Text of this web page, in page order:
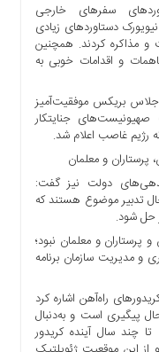
سفرهای خارجی
دستاوردهای زیادی
مذاکره کردند. همچنین
و اقدامات خوبی به
بریکس موفقیت‌آمیز
جنایتکار
رژیم غاصب اعلام شد.
و معلمان
دولت نیز گفت:
تدبیر موضوع هستند که
حل شود.
و معلمان نبود؛
و مدیریت سازمان برنامه
راه‌آهن اشاره کرد
پیگیری است و به‌دنبال
چند سال آینده کریدور